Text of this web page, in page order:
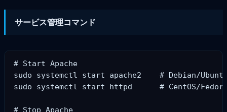
サービス管理コマンド
# Start Apache
sudo systemctl start apache2    # Debian/
sudo systemctl start httpd      # CentOS/
# Stop Apache